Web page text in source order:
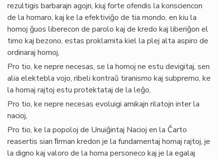
rezultigis barbarajn agojn, kiuj forte ofendis la konsciencon
de la homaro, kaj ke la efektiviĝo de tia mondo, en kiu la
homoj ĝuos liberecon de parolo kaj de kredo kaj liberiĝon el
timo kaj bezono, estas proklamita kiel la plej alta aspiro de
ordinaraj homoj,
Pro tio, ke nepre necesas, se la homoj ne estu devigitaj, sen
alia elektebla vojo, ribeli kontraŭ tiranismo kaj subpremo, ke
la homaj rajtoj estu protektataj de la leĝo,
Pro tio, ke nepre necesas evoluigi amikajn rilatojn inter la
nacioj,
Pro tio, ke la popoloj de Unuiĝintaj Nacioj en la Ĉarto
reasertis sian ﬁrman kredon je la fundamentaj homaj rajtoj, je
la digno kaj valoro de la homa personeco kaj je la egalaj